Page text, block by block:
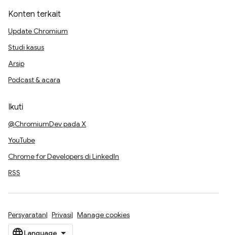
Konten terkait
Update Chromium
Studi kasus
Arsip
Podcast & acara
Ikuti
@ChromiumDev pada X
YouTube
Chrome for Developers di LinkedIn
RSS
Persyaratan Privasi Manage cookies